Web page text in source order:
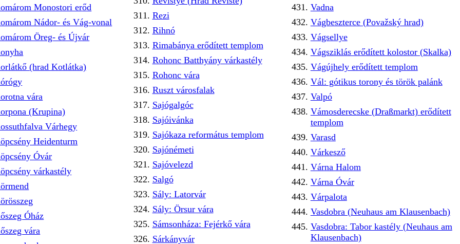
Monostori erőd
Nádor- és Vág-vonal
Öreg- és Újvár
(hrad Kotlátka)
vára
(Krupina)
Várhegy
Heidenturm
Óvár
várkastély
Óház
vára
Rezi
Rihnó
Rimabánya erődített templom
Rohonc Batthyány várkastély
Rohonc vára
Ruszt városfalak
Sajógalgóc
Sajóivánka
Sajókaza református templom
Sajónémeti
Sajóvelezd
Salgó
Sály: Latorvár
Sály: Örsur vára
Sámsonháza: Fejérkő vára
Sárkányvár
Vadna
Vágbeszterce (Považský hrad)
Vágsellye
Vágsziklás erődített kolostor (Skalka)
Vágújhely erődített templom
Vál: gótikus torony és török palánk
Valpó
Vámosderecske (Draßmarkt) erődített
templom
Varasd
Várkesző
Várna Halom
Várna Óvár
Várpalota
Vasdobra (Neuhaus am Klausenbach)
Vasdobra: Tabor kastély (Neuhaus am
Klausenbach)